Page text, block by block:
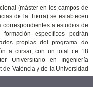
(máster en los campos de
de la Tierra) se establecen
correspondientes a estudios de
específicos podrán
propias del programa de
a cursar, con un total de 18
Universitario en Ingeniería
de València y de la Universidad